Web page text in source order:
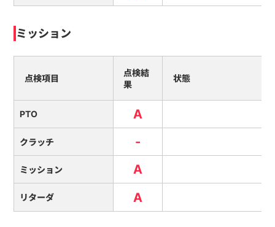
ミッション
点検項目
点検結
果
状態
PTO A
クラッチ -
ミッション A
リターダ A